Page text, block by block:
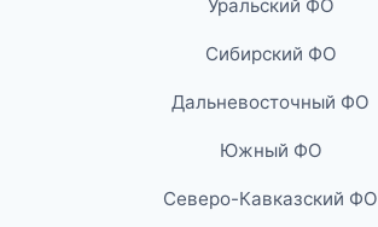
Уральский ФО
Сибирский ФО
Дальневосточный ФО
Южный ФО
Северо-Кавказский ФО